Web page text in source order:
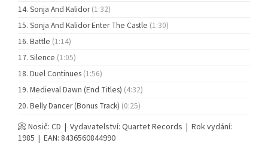
Sonja And Kalidor(1:32)
Sonja And Kalidor Enter The Castle (1:30)
Battle (1:14)
Silence (1:05)
Duel Continues (1:56)
Medieval Dawn (End Titles) (4:32)
Belly Dancer (Bonus Track) (0:25)
📀 Nosič: CD | Vydavatelství: Quartet Records | Rok vydání:
1985 | EAN: 8436560844990